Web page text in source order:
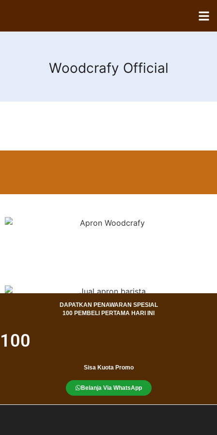
Woodcrafy Official
DAPATKAN PENAWARAN SPESIAL
100 PEMBELI PERTAMA HARI INI
100
Sisa Kuota Promo
Belanja Via WhatsApp